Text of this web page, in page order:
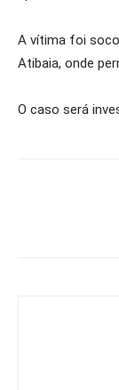
A vítima foi
Atibaia, onde
O caso será